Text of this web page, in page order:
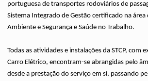
portuguesa de transportes rodoviários de
Sistema Integrado de Gestão certificado na área
Ambiente e Segurança e Saúde no Trabalho.
Todas as atividades e instalações da STCP, com
Carro Elétrico, encontram-se abrangidas pelo
desde a prestação do serviço em si, passando